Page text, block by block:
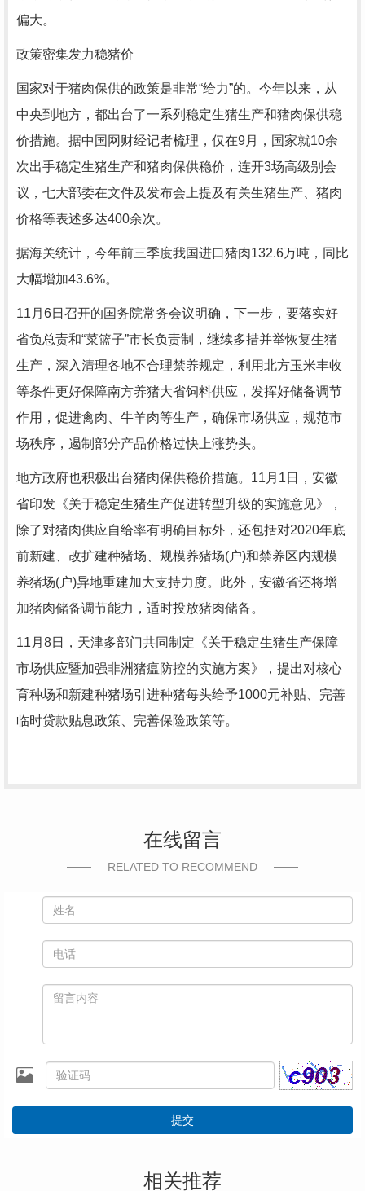
偏大。
政策密集发力稳猪价
国家对于猪肉保供的政策是非常“给力”的。今年以来，从
中央到地方，都出台了一系列稳定生猪生产和猪肉保供稳
价措施。据中国网财经记者梳理，仅在9月，国家就10余
次出手稳定生猪生产和猪肉保供稳价，连开3场高级别会
议，七大部委在文件及发布会上提及有关生猪生产、猪肉
价格等表述多达400余次。
据海关统计，今年前三季度我国进口猪肉132.6万吨，同比
大幅增加43.6%。
11月6日召开的国务院常务会议明确，下一步，要落实好
省负总责和“菜篮子”市长负责制，继续多措并举恢复生猪
生产，深入清理各地不合理禁养规定，利用北方玉米丰收
等条件更好保障南方养猪大省饲料供应，发挥好储备调节
作用，促进禽肉、牛羊肉等生产，确保市场供应，规范市
场秩序，遏制部分产品价格过快上涨势头。
地方政府也积极出台猪肉保供稳价措施。11月1日，安徽
省印发《关于稳定生猪生产促进转型升级的实施意见》，
除了对猪肉供应自给率有明确目标外，还包括对2020年底
前新建、改扩建种猪场、规模养猪场(户)和禁养区内规模
养猪场(户)异地重建加大支持力度。此外，安徽省还将增
加猪肉储备调节能力，适时投放猪肉储备。
11月8日，天津多部门共同制定《关于稳定生猪生产保障
市场供应暨加强非洲猪瘟防控的实施方案》，提出对核心
育种场和新建种猪场引进种猪每头给予1000元补贴、完善
临时贷款贴息政策、完善保险政策等。
在线留言
RELATED TO RECOMMEND
提交
相关推荐